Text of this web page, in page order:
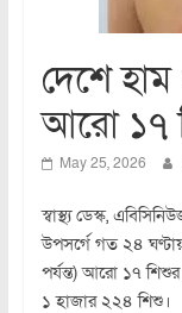
দেশে
আরো ১৭
May 25, 2026
স্বাস্থ্য ডেস্ক,
উপসর্গে গত ২৪
পর্যন্ত) আরো ১৭
১ হাজার ২২৪ শিশু।